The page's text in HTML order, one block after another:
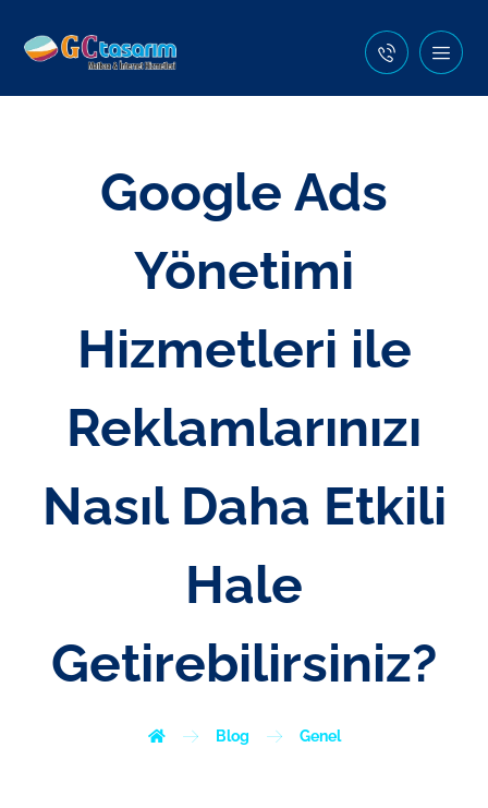
Google Ads
Yönetimi
Hizmetleri ile
Reklamlarınızı
Nasıl Daha Etkili
Hale
Getirebilirsiniz?
Blog Genel